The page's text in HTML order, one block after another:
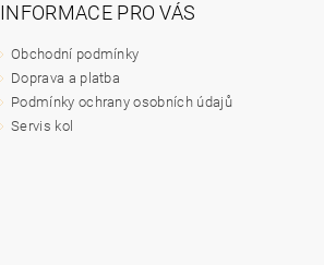
INFORMACE PRO VÁS
Obchodní podmínky
Doprava a platba
Podmínky ochrany osobních údajů
Servis kol